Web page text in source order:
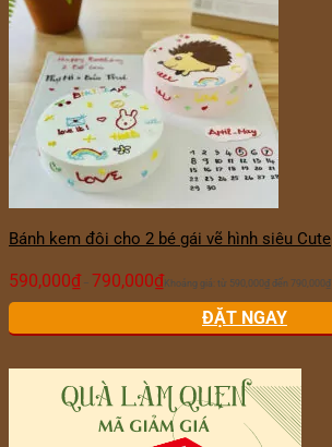
Bánh kem đôi cho 2 bé gái vẽ hình siêu Cute
590,000₫ – 790,000₫ Khoảng giá: từ 590,000₫ đến 790,000₫
ĐẶT NGAY